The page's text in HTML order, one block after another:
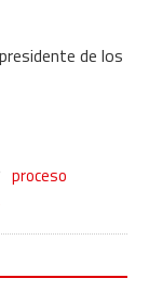
de los
proceso